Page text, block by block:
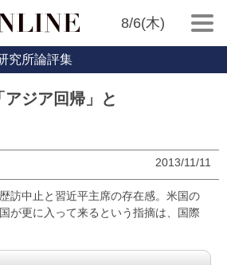
8/6(木)
究所論評集
ジア回帰」と
2013/11/11
訪中止と習近平主席の存在感。米国の
が更に入って来るという指摘は、国際